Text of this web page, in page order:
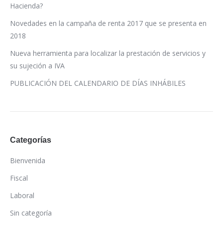
Hacienda?
Novedades en la campaña de renta 2017 que se presenta en
2018
Nueva herramienta para localizar la prestación de servicios y
su sujeción a IVA
PUBLICACIÓN DEL CALENDARIO DE DÍAS INHÁBILES
Categorías
Bienvenida
Fiscal
Laboral
Sin categoría